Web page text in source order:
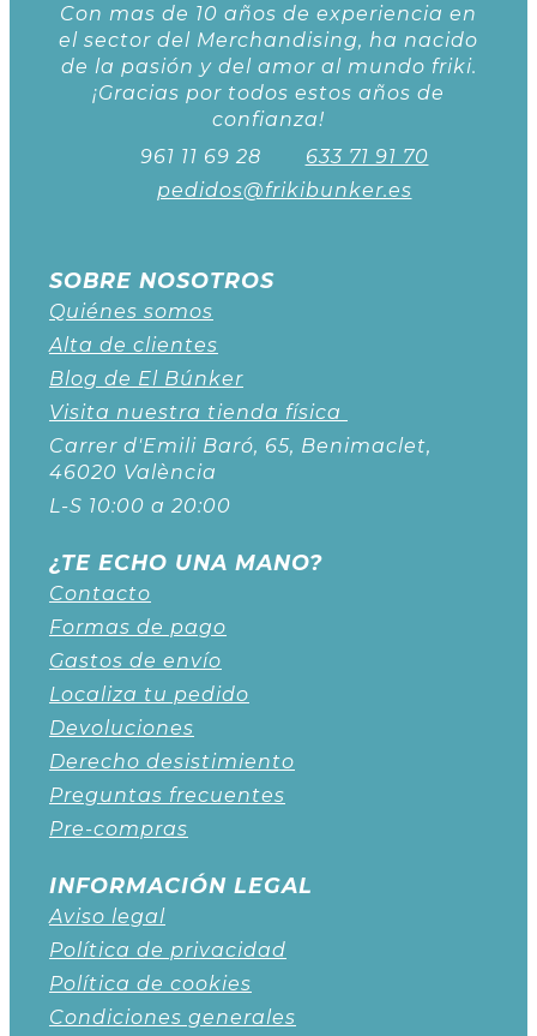
Con mas de 10 años de experiencia en
el sector del Merchandising, ha nacido
de la pasión y del amor al mundo friki.
¡Gracias por todos estos años de
confianza!
961 11 69 28
633 71 91 70
pedidos@frikibunker.es
SOBRE NOSOTROS
Quiénes somos
Alta de clientes
Blog de El Búnker
Visita nuestra tienda física
Carrer d'Emili Baró, 65, Benimaclet,
46020 València
L-S 10:00 a 20:00
¿TE ECHO UNA MANO?
Contacto
Formas de pago
Gastos de envío
Localiza tu pedido
Devoluciones
Derecho desistimiento
Preguntas frecuentes
Pre-compras
INFORMACIÓN LEGAL
Aviso legal
Política de privacidad
Política de cookies
Condiciones generales